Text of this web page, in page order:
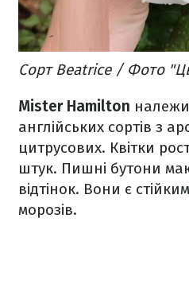
Сорт Beatrice / Фото
Mister Hamilton
англійських сортів з
цитрусових. Квітки
штук. Пишні бутони
відтінок. Вони є
морозів.